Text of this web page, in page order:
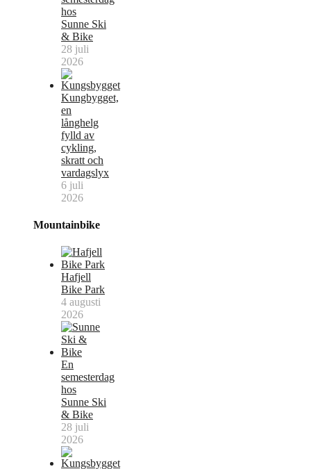
hos
Sunne Ski
& Bike
28 juli
2026
Kungbygget,
en
långhelg
fylld av
cykling,
skratt och
vardagslyx
6 juli
2026
Mountainbike
Hafjell
Bike Park
4 augusti
2026
En
semesterdag
hos
Sunne Ski
& Bike
28 juli
2026